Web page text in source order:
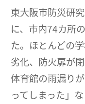
東大阪市防災研
に、市内74カ所
た。ほとんどの
劣化、防火扉が
体育館の雨漏り
ってしまった」